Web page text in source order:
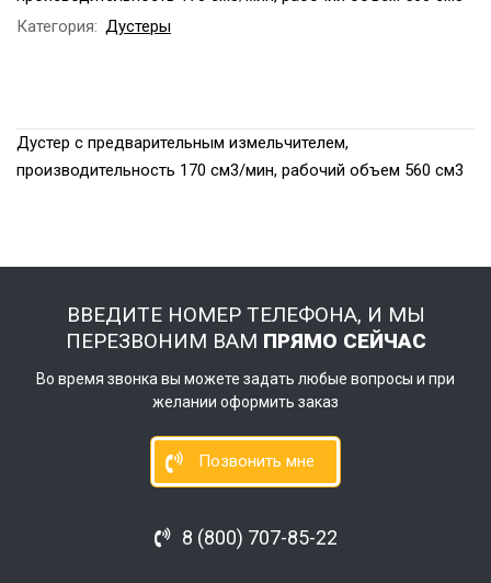
Категория: Дустеры
Дустер с предварительным измельчителем,
производительность 170 см3/мин, рабочий объем 560 см3
ВВЕДИТЕ НОМЕР ТЕЛЕФОНА, И МЫ
ПЕРЕЗВОНИМ ВАМ ПРЯМО СЕЙЧАС
Во время звонка вы можете задать любые вопросы и при
желании оформить заказ
Позвонить мне
8 (800) 707-85-22